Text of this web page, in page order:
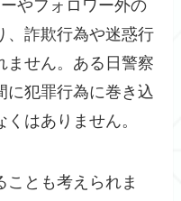
やフォロワー外の
、詐欺行為や迷惑行
ません。ある日警察
に犯罪行為に巻き込
はありません。
ことも考えられま